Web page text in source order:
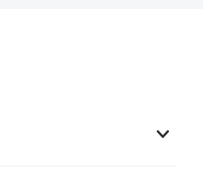
keyboard_arrow_down